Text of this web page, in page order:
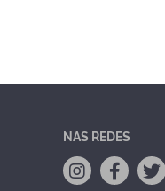
NAS REDES